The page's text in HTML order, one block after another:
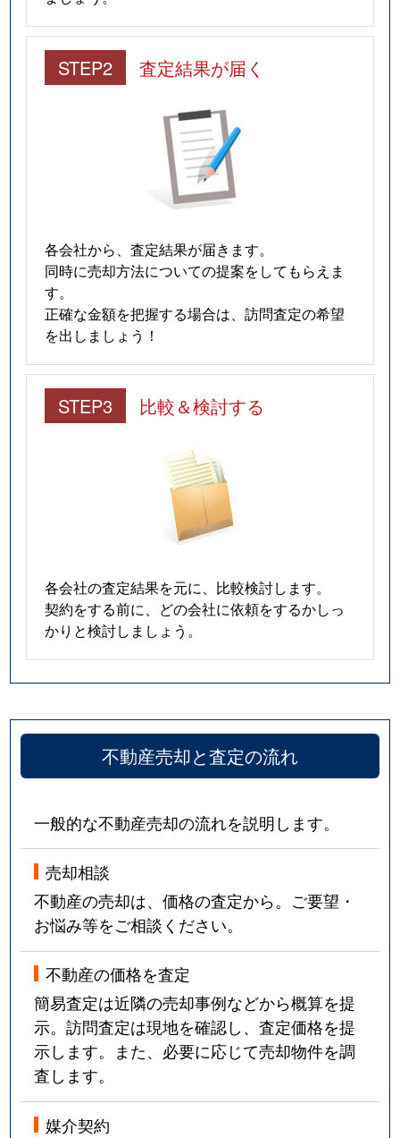
STEP2 査定結果が届く
各会社から、査定結果が届きます。
同時に売却方法についての提案をしてもらえま
す。
正確な金額を把握する場合は、訪問査定の希望
を出しましょう！
STEP3 比較＆検討する
各会社の査定結果を元に、比較検討します。
契約をする前に、どの会社に依頼をするかしっ
かりと検討しましょう。
不動産売却と査定の流れ
一般的な不動産売却の流れを説明します。
売却相談
不動産の売却は、価格の査定から。ご要望・
お悩み等をご相談ください。
不動産の価格を査定
簡易査定は近隣の売却事例などから概算を提
示。訪問査定は現地を確認し、査定価格を提
示します。また、必要に応じて売却物件を調
査します。
媒介契約